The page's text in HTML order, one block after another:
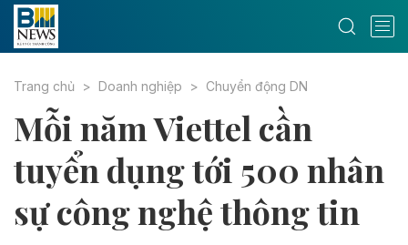
Trang chủ Doanh nghiệp Chuyển động DN
Mỗi năm Viettel cần
tuyển dụng tới 500 nhân
sự công nghệ thông tin